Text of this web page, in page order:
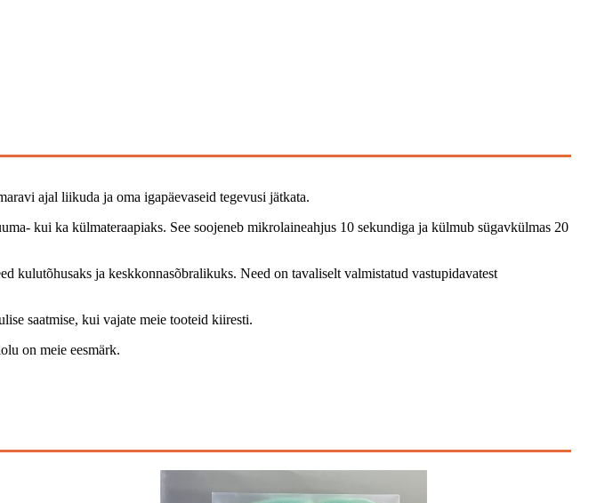
ajal liikuda ja oma igapäevaseid tegevusi jätkata.
kui ka külmateraapiaks. See soojeneb mikrolaineahjus 10 sekundiga ja külmub sügavkülmas 20
kulutõhusaks ja keskkonnasõbralikuks. Need on tavaliselt valmistatud vastupidavatest
saatmise, kui vajate meie tooteid kiiresti.
on meie eesmärk.